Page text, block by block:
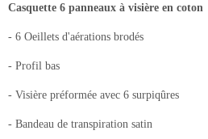
Casquette 6 panneaux à visière en coton
- 6 Oeillets d'aérations brodés
- Profil bas
- Visière préformée avec 6 surpiqûres
- Bandeau de transpiration satin